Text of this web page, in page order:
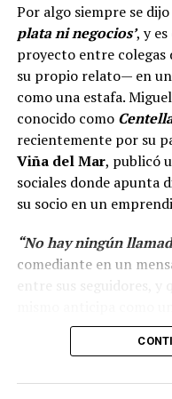
Por algo siempre se dijo
plata ni negocios’, y
proyecto entre
su propio relato— en
como una estafa.
conocido como
recientemente por su
Viña del Mar, publicó
sociales donde apunta
su socio en un
“No hay ningún
comediante en un
entre sus seguidores,
en el tiempo.
“Hola a